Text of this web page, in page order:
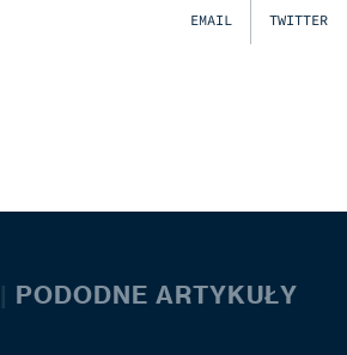
EMAIL TWITTER
| PODODNE ARTYKUŁY